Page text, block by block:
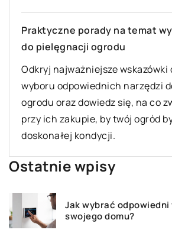
Jak wybrać idealne pokrycie
łazienki: przewodnik po
płytek ceramicznych
Odkryj wszechstronność różnych
ceramicznych i dowiedz się, jak
wybierać pokrycie łazienkowe
mieszkania.
Ostatnie wpisy
Jak wybrać
swojego domu?